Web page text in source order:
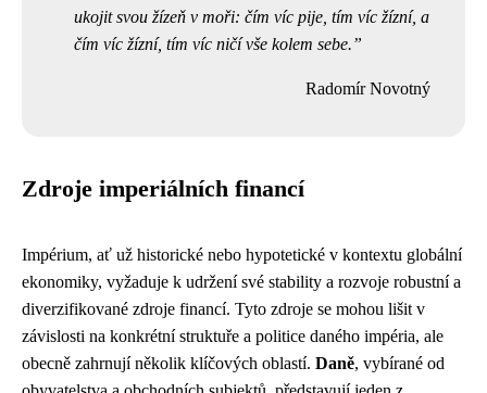
ukojit svou žízeň v moři: čím víc pije, tím víc žízní, a
čím víc žízní, tím víc ničí vše kolem sebe.
Radomír Novotný
Zdroje imperiálních financí
Impérium, ať už historické nebo hypotetické v kontextu globální
ekonomiky, vyžaduje k udržení své stability a rozvoje robustní a
diverzifikované zdroje financí. Tyto zdroje se mohou lišit v
závislosti na konkrétní struktuře a politice daného impéria, ale
obecně zahrnují několik klíčových oblastí. Daně, vybírané od